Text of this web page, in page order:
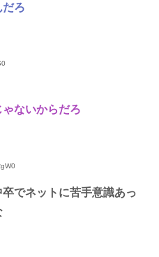
ろ
ないからだろ
でネットに苦手意識あっ